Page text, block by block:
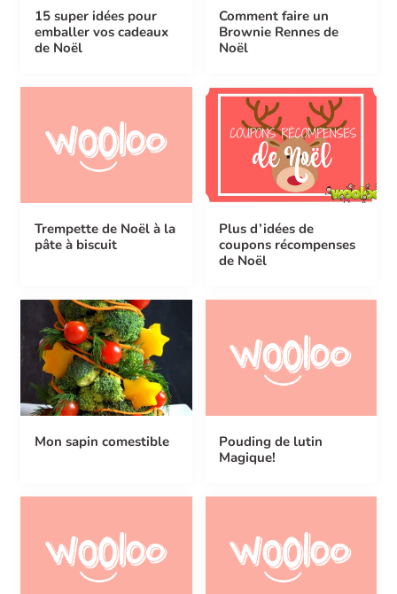
15 super idées pour
emballer vos cadeaux
de Noël
Comment faire un
Brownie Rennes de
Noël
Trempette de Noël à la
pâte à biscuit
Plus d’idées de
coupons récompenses
de Noël
Mon sapin comestible
Pouding de lutin
Magique!